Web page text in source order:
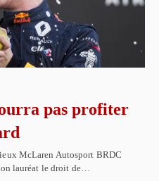
pas profiter
McLaren Autosport BRDC
lauréat le droit de…